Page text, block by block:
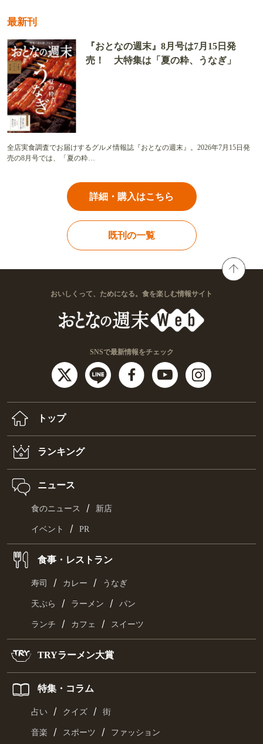
最新刊
『おとなの週末』8月号は7月15日発
売！ 大特集は「夏の粋、うなぎ」
全店実食調査でお届けするグルメ情報誌『おとなの週末』。2026年7月15日発
売の8月号では、「夏の粋…
詳細・購入はこちら
既刊の一覧
おいしくって、ためになる。食を楽しむ情報サイト
SNSで最新情報をチェック
トップ
ランキング
ニュース
食のニュース / 新店
イベント / PR
食事・レストラン
寿司 / カレー / うなぎ
天ぷら / ラーメン / パン
ランチ / カフェ / スイーツ
TRYラーメン大賞
特集・コラム
占い / クイズ / 街
音楽 / スポーツ / ファッション